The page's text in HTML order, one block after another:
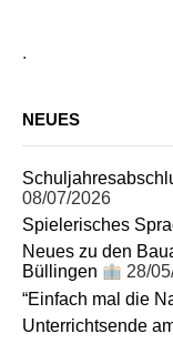
.
NEUES
08/07/2026
Spielerisches
Neues zu den
Büllingen
28/
“Einfach mal die
Unterrichtsende